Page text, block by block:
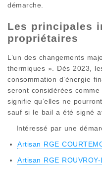
démarche.
Les principales
propriétaires
L’un des changements
thermiques ». Dès 2023,
consommation d’énergie
seront considérées
signifie qu’elles ne
sauf si le bail a été signé
Intéressé par une
Artisan RGE
Artisan RGE